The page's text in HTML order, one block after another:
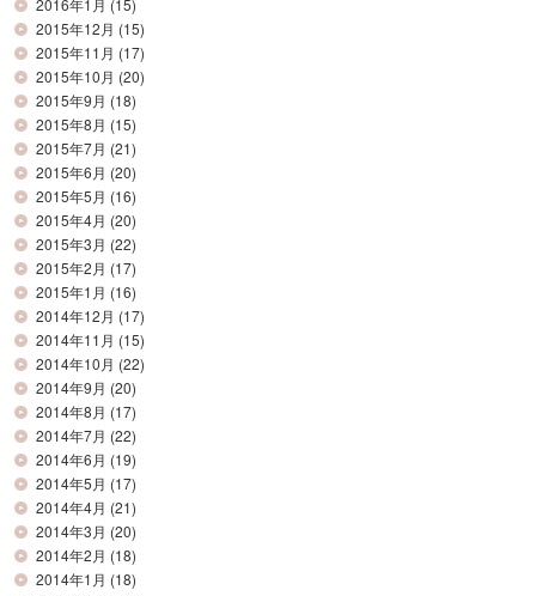
2015年12月 (15)
2015年11月 (17)
2015年10月 (20)
2015年9月 (18)
2015年8月 (15)
2015年7月 (21)
2015年6月 (20)
2015年5月 (16)
2015年4月 (20)
2015年3月 (22)
2015年2月 (17)
2015年1月 (16)
2014年12月 (17)
2014年11月 (15)
2014年10月 (22)
2014年9月 (20)
2014年8月 (17)
2014年7月 (22)
2014年6月 (19)
2014年5月 (17)
2014年4月 (21)
2014年3月 (20)
2014年2月 (18)
2014年1月 (18)